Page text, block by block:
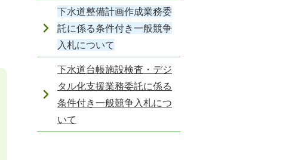
下水道整備計画作成業務委
託に係る条件付き一般競争
入札について
下水道台帳施設検査・デジ
タル化支援業務委託に係る
条件付き一般競争入札につ
いて